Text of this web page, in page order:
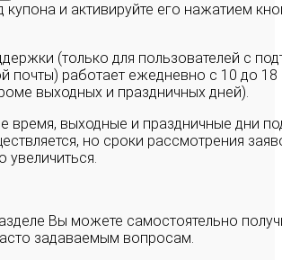
купона и активируйте его нажатием
(только для пользователей с
почты) работает ежедневно с 10 до
выходных и праздничных дней).
время, выходные и праздничные дни
но сроки рассмотрения
увеличиться.
Вы можете самостоятельно
задаваемым вопросам.